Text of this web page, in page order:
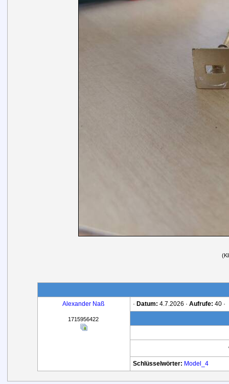
Alexander Naß
1715956422
· Datum: 4.7.2026 ·Aufrufe: 40 ·
Schlüsselwörter: Model_4